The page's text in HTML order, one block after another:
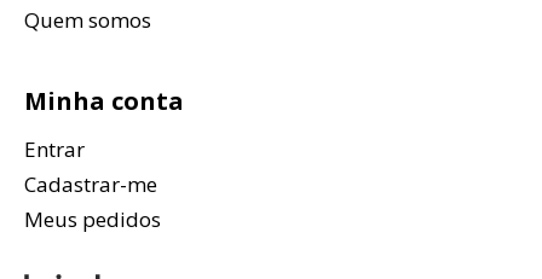
Quem somos
Minha conta
Entrar
Cadastrar-me
Meus pedidos